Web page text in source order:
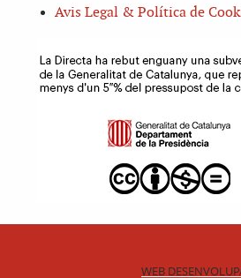
Avis Legal & Política de
WEB